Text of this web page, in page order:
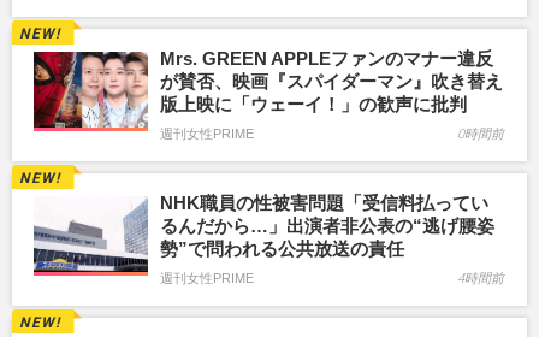
Mrs. GREEN APPLEファンのマナー違反
が賛否、映画『スパイダーマン』吹き替え
版上映に「ウェーイ！」の歓声に批判
週刊女性PRIME 0時間前
NHK職員の性被害問題「受信料払ってい
るんだから…」出演者非公表の“逃げ腰姿
勢”で問われる公共放送の責任
週刊女性PRIME 4時間前